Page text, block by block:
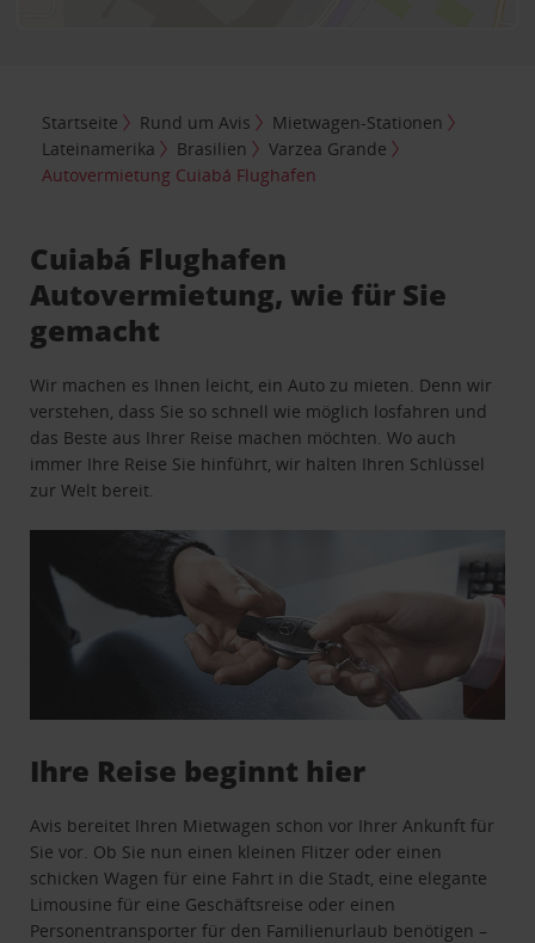
Startseite Rund um Avis
Mietwagen-Stationen
Lateinamerika
Brasilien
Varzea Grande
Autovermietung Cuiabá Flughafen
Cuiabá Flughafen
Autovermietung, wie für Sie
gemacht
Wir machen es Ihnen leicht, ein Auto zu mieten. Denn wir
verstehen, dass Sie so schnell wie möglich losfahren und
das Beste aus Ihrer Reise machen möchten. Wo auch
immer Ihre Reise Sie hinführt, wir halten Ihren Schlüssel
zur Welt bereit.
Ihre Reise beginnt hier
Avis bereitet Ihren Mietwagen schon vor Ihrer Ankunft für
Sie vor. Ob Sie nun einen kleinen Flitzer oder einen
schicken Wagen für eine Fahrt in die Stadt, eine elegante
Limousine für eine Geschäftsreise oder einen
Personentransporter für den Familienurlaub benötigen –